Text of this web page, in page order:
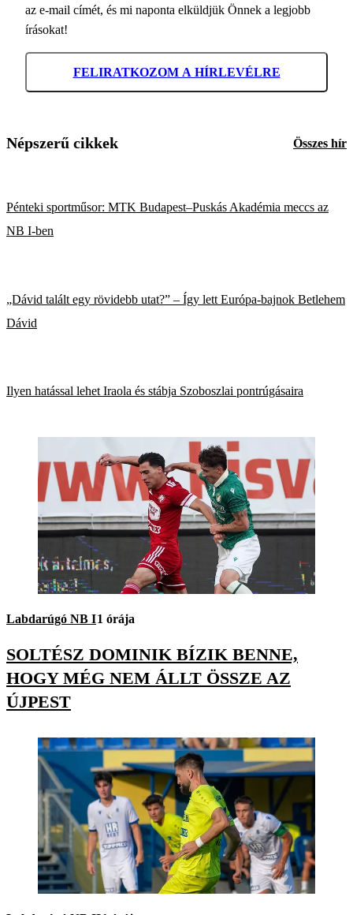
az e-mail címét, és mi naponta elküldjük Önnek a legjobb
írásokat!
FELIRATKOZOM A HÍRLEVÉLRE
Népszerű cikkek Összes hír
Pénteki sportműsor: MTK Budapest–Puskás Akadémia meccs az
NB I-ben
„Dávid talált egy rövidebb utat?” – Így lett Európa-bajnok Betlehem
Dávid
Ilyen hatással lehet Iraola és stábja Szoboszlai pontrúgásaira
Labdarúgó NB I1 órája
SOLTÉSZ DOMINIK BÍZIK BENNE,
HOGY MÉG NEM ÁLLT ÖSSZE AZ
ÚJPEST